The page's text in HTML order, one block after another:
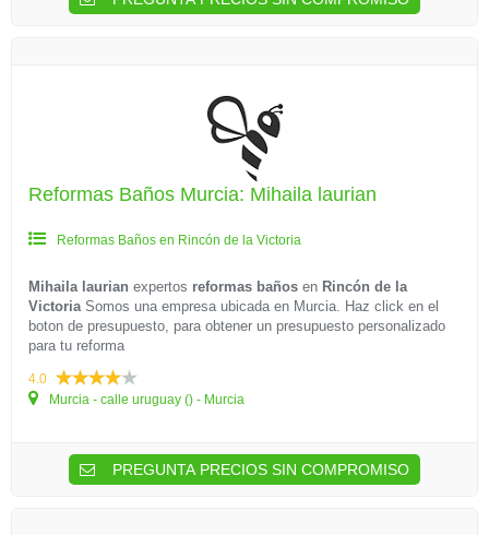
Reformas Baños Murcia: Mihaila laurian
Reformas Baños en Rincón de la Victoria
Mihaila laurian expertos reformas baños en Rincón de la
VictoriaSomos una empresa ubicada en Murcia. Haz click en el
boton de presupuesto, para obtener un presupuesto personalizado
para tu reforma
4.0
Murcia - calle uruguay () - Murcia
PREGUNTA PRECIOS SIN COMPROMISO